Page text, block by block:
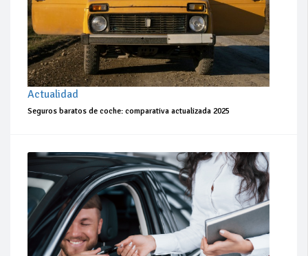
Actualidad
Seguros baratos de coche: comparativa actualizada 2025